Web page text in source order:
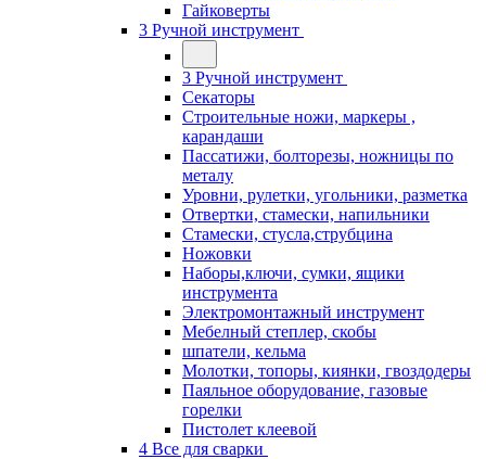
Гайковерты
3 Ручной инструмент
3 Ручной инструмент
Cекаторы
Строительные ножи, маркеры ,
карандаши
Пассатижи, болторезы, ножницы по
металу
Уровни, рулетки, угольники, разметка
Отвертки, стамески, напильники
Стамески, стусла,струбцина
Ножовки
Наборы,ключи, сумки, ящики
инструмента
Электромонтажный инструмент
Мебелный степлер, скобы
шпатели, кельма
Молотки, топоры, киянки, гвоздодеры
Паяльное оборудование, газовые
горелки
Пистолет клеевой
4 Все для сварки